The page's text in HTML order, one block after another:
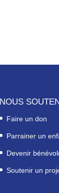
NOUS
Faire un don
Parrainer un
Devenir
Soutenir un